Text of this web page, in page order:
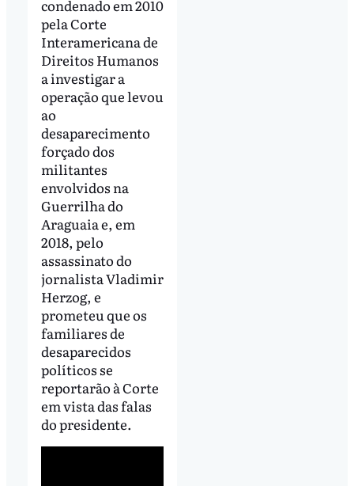
condenado em 2010
pela Corte
Interamericana de
Direitos Humanos
a investigar a
operação que levou
ao
desaparecimento
forçado dos
militantes
envolvidos na
Guerrilha do
Araguaia e, em
2018, pelo
assassinato do
jornalista Vladimir
Herzog, e
prometeu que os
familiares de
desaparecidos
políticos se
reportarão à Corte
em vista das falas
do presidente.